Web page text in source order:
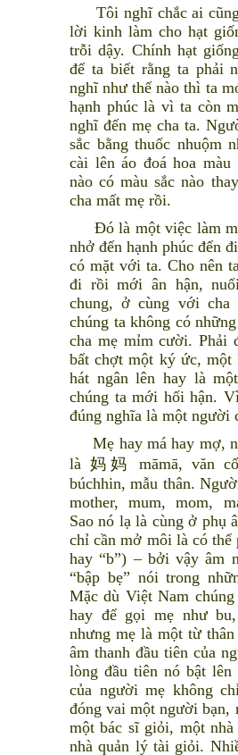
Tôi nghĩ chắc ai cũng
lời kinh làm cho hạt
trỗi dậy. Chính hạt
để ta biết rằng ta phải
nghĩ như thế nào thì ta
hạnh phúc là vì ta còn
nghĩ đến mẹ cha ta.
sắc bằng thuốc nhuộm
cài lên áo đoá hoa
nào có màu sắc nào
cha mất mẹ rồi.
Đó là một việc làm
nhở đến hạnh phúc đến
có mặt với ta. Cho nên
đi rồi mới ân hận,
chung, ở cùng với
chúng ta không có
cha mẹ mỉm cười. Phải
bất chợt một ký ức,
hát ngân lên hay là
chúng ta mới hối hận.
đúng nghĩa là một người
Mẹ hay má hay mợ,
là 妈妈 māmā, văn
búchhin, mẫu thân.
mother, mum, mom,
Sao nó lạ là cùng ở phụ
chỉ cần mở môi là có thể
hay “b”) – bởi vậy âm
“bập bẹ” nói trong
Mặc dù Việt Nam
hay để gọi mẹ như
nhưng mẹ là một từ
âm thanh đầu tiên của
lòng đầu tiên nó bật
của người mẹ không
đóng vai một người bạn,
một bác sĩ giỏi, một
nhà quản lý tài giỏi.